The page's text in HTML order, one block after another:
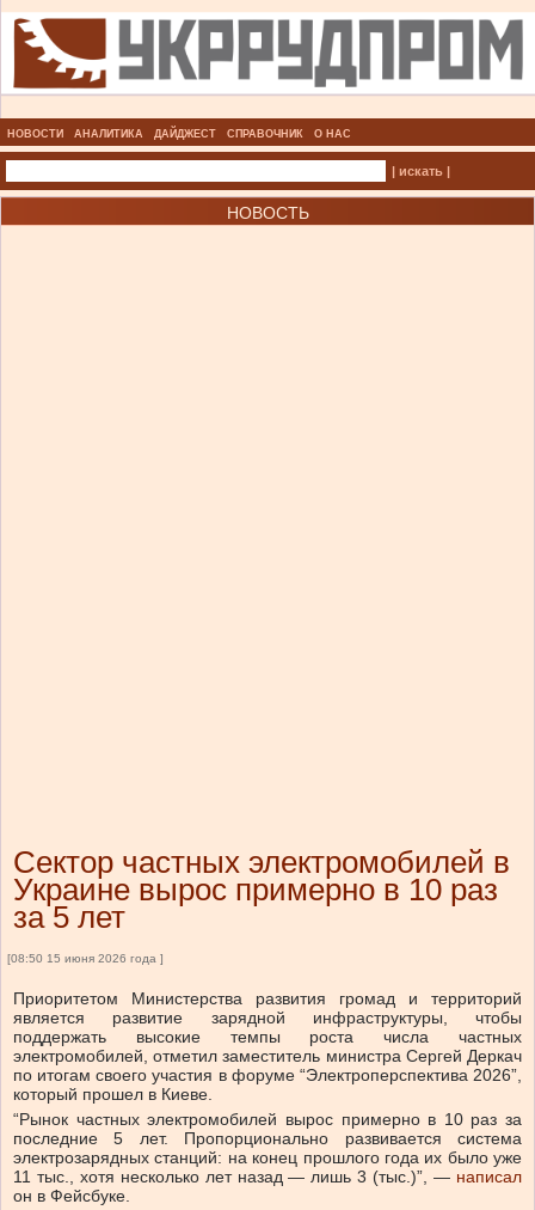
НОВОСТИ АНАЛИТИКА ДАЙДЖЕСТ СПРАВОЧНИК О НАС
| искать |
НОВОСТЬ
Сектор частных электромобилей в
Украине вырос примерно в 10 раз
за 5 лет
[08:50 15 июня 2026 года ]
Приоритетом Министерства развития громад и территорий
является развитие зарядной инфраструктуры, чтобы
поддержать высокие темпы роста числа частных
электромобилей, отметил заместитель министра Сергей Деркач
по итогам своего участия в форуме “Электроперспектива 2026”,
который прошел в Киеве.
“Рынок частных электромобилей вырос примерно в 10 раз за
последние 5 лет. Пропорционально развивается система
электрозарядных станций: на конец прошлого года их было уже
11 тыс., хотя несколько лет назад — лишь 3 (тыс.)”, — написал
он в Фейсбуке.